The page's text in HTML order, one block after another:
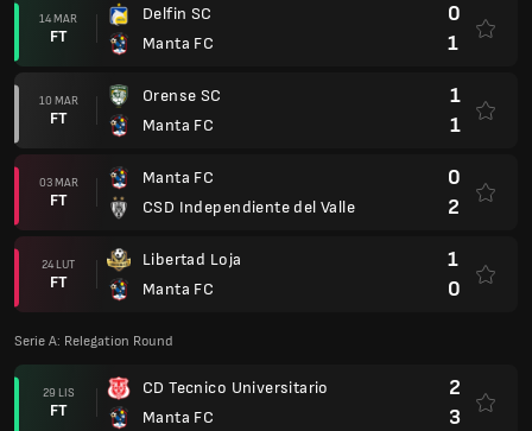
14 MAR
FT
Delfin SC
Manta FC
0
1
10 MAR
FT
Orense SC
Manta FC
1
1
03 MAR
FT
Manta FC
CSD Independiente del Valle
0
2
24 LUT
FT
Libertad Loja
Manta FC
1
0
Serie A: Relegation Round
29 LIS
FT
CD Tecnico Universitario
Manta FC
2
3